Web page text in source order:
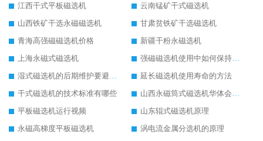
江西干式平板磁选机
云南锰矿干式磁选机
山西铁矿干选永磁磁选机
甘肃贫铁矿干选磁选机
青海高强磁磁选机价格
新疆干粉永磁选机
上海永磁式磁选机
强磁磁选机使用中如何保持其顺畅运行
湿式磁选机的后期维护要避开哪些坑
延长磁选机使用寿命的方法
干式磁选机的技术标准有哪些
山西永磁筒式磁选机华体会手机网页版-华体会(中国)
平板磁选机运行视频
山东辊式磁选机原理
永磁高梯度平板磁选机
涡电流金属分选机的原理